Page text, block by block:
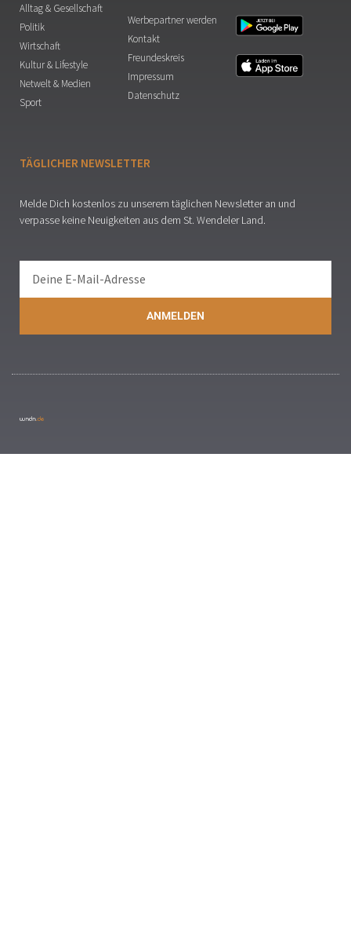
Alltag & Gesellschaft
Politik
Wirtschaft
Kultur & Lifestyle
Netwelt & Medien
Sport
Werbepartner werden
Kontakt
Freundeskreis
Impressum
Datenschutz
TÄGLICHER NEWSLETTER
Melde Dich kostenlos zu unserem täglichen Newsletter an und
verpasse keine Neuigkeiten aus dem St. Wendeler Land.
ANMELDEN